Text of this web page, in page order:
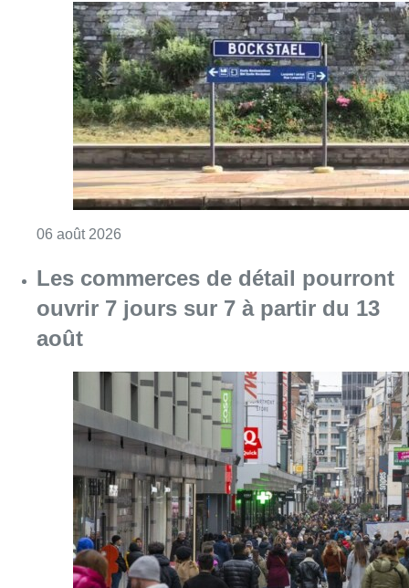
06 août 2026
Les commerces de détail pourront
ouvrir 7 jours sur 7 à partir du 13
août